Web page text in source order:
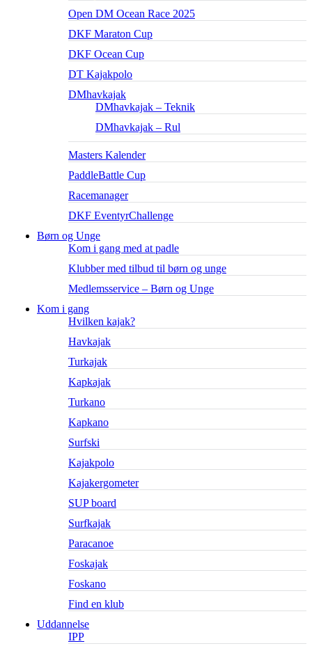
Open DM Ocean Race 2025
DKF Maraton Cup
DKF Ocean Cup
DT Kajakpolo
DMhavkajak
DMhavkajak – Teknik
DMhavkajak – Rul
Masters Kalender
PaddleBattle Cup
Racemanager
DKF EventyrChallenge
Børn og Unge
Kom i gang med at padle
Klubber med tilbud til børn og unge
Medlemsservice – Børn og Unge
Kom i gang
Hvilken kajak?
Havkajak
Turkajak
Kapkajak
Turkano
Kapkano
Surfski
Kajakpolo
Kajakergometer
SUP board
Surfkajak
Paracanoe
Foskajak
Foskano
Find en klub
Uddannelse
IPP